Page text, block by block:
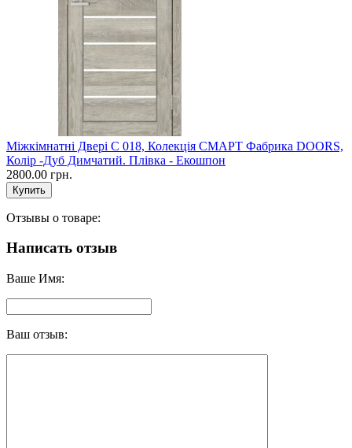
Міжкімнатні Двері С 018, Колекція СМАРТ Фабрика DOORS,
Колір -Дуб Димчатий. Плівка - Екошпон
2800.00 грн.
Отзывы о товаре:
Написать отзыв
Ваше Имя:
Ваш отзыв: